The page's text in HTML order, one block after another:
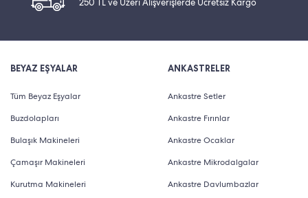
250 TL ve Üzeri Alışverişlerde Ücretsiz Kargo
BEYAZ EŞYALAR
Tüm Beyaz Eşyalar
Buzdolapları
Bulaşık Makineleri
Çamaşır Makineleri
Kurutma Makineleri
ANKASTRELER
Ankastre Setler
Ankastre Fırınlar
Ankastre Ocaklar
Ankastre Mikrodalgalar
Ankastre Davlumbazlar